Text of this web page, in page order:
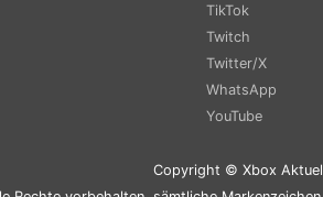
TikTok
Twitch
Twitter/X
WhatsApp
YouTube
Copyright © Xbox